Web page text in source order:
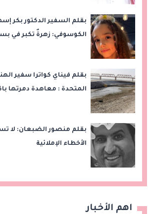
بقلم السفير الدكتور بكر
الكوسوفي: زهرةٌ تكبر في
بقلم فيناي كواترا سفير
المتحدة : معاهدة دمرتها
بقلم منصور الضبعان: لا
الأخطاء الإملائية
اهم الأخبار